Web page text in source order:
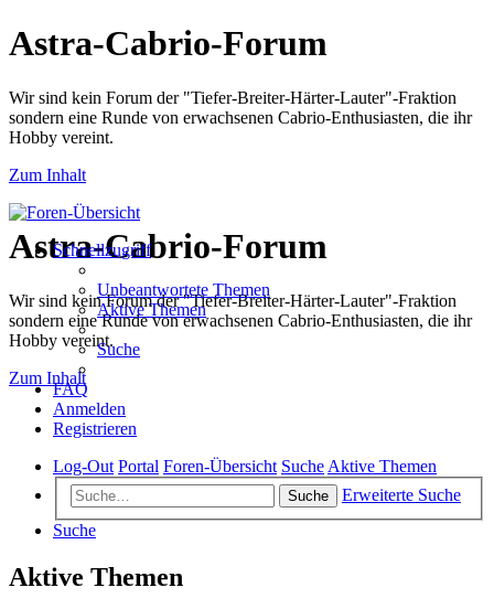
Astra-Cabrio-Forum
Wir sind kein Forum der "Tiefer-Breiter-Härter-Lauter"-Fraktion
sondern eine Runde von erwachsenen Cabrio-Enthusiasten, die ihr
Hobby vereint.
Zum Inhalt
Astra-Cabrio-Forum
Wir sind kein Forum der "Tiefer-Breiter-Härter-Lauter"-Fraktion
sondern eine Runde von erwachsenen Cabrio-Enthusiasten, die ihr
Hobby vereint.
Zum Inhalt
Schnellzugriff
Unbeantwortete Themen
Aktive Themen
Suche
FAQ
Anmelden
Registrieren
Log-Out Portal Foren-Übersicht Suche Aktive Themen
Suche
Erweiterte Suche
Suche
Aktive Themen